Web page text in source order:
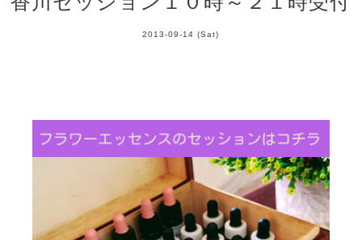
2013-09-14 (Sat)